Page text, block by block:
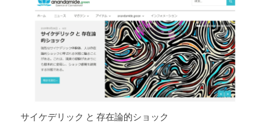
サイケデリック と 存在論的ショック